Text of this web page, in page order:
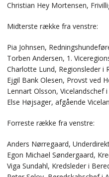
Christian Hey Mortensen,
Midterste række fra venstre:
Pia Johnsen,
Torben Andersen, 1.
Charlotte Lund, Regionsleder i
Ejgil Bank Olesen, Provst ved
Lennart Olsson,
Else Højsager, afgående
Forreste række fra venstre:
Anders Nørregaard,
Egon Michael Søndergaard,
Viga Sundahl, Kredsleder i